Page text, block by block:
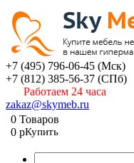
+7 (495) 796-06-45 (Мск)
+7 (812) 385-56-37 (СПб)
Работаем 24 часа
zakaz@skymeb.ru
0 Товаров
0 pКупить